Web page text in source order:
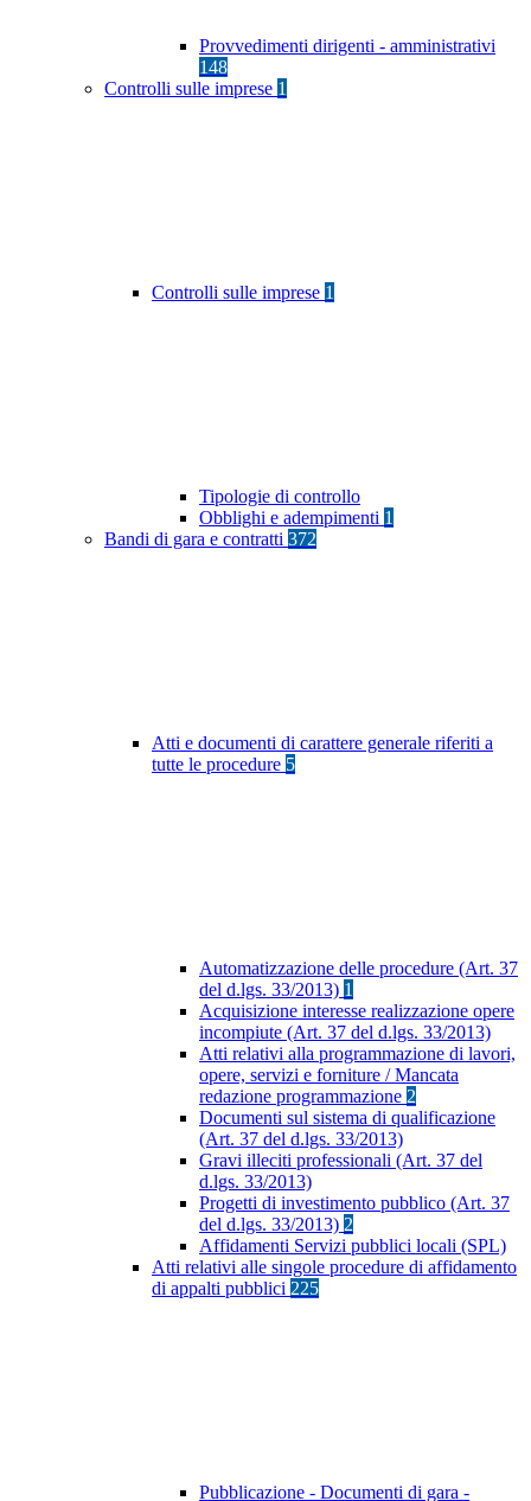
Provvedimenti dirigenti - amministrativi
148
Controlli sulle imprese 1
Controlli sulle imprese 1
Tipologie di controllo
Obblighi e adempimenti 1
Bandi di gara e contratti 372
Atti e documenti di carattere generale riferiti a
tutte le procedure 5
Automatizzazione delle procedure (Art. 37
del d.lgs. 33/2013) 1
Acquisizione interesse realizzazione opere
incompiute (Art. 37 del d.lgs. 33/2013)
Atti relativi alla programmazione di lavori,
opere, servizi e forniture / Mancata
redazione programmazione 2
Documenti sul sistema di qualificazione
(Art. 37 del d.lgs. 33/2013)
Gravi illeciti professionali (Art. 37 del
d.lgs. 33/2013)
Progetti di investimento pubblico (Art. 37
del d.lgs. 33/2013) 2
Affidamenti Servizi pubblici locali (SPL)
Atti relativi alle singole procedure di affidamento
di appalti pubblici 225
Pubblicazione - Documenti di gara -